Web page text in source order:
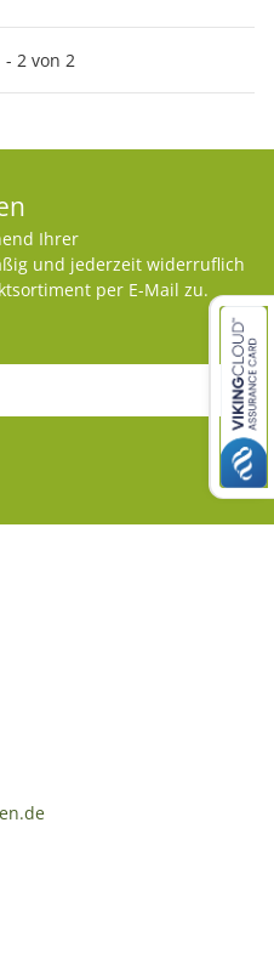
- 2 von 2
Ihrer
und jederzeit widerruflich
per E-Mail zu.